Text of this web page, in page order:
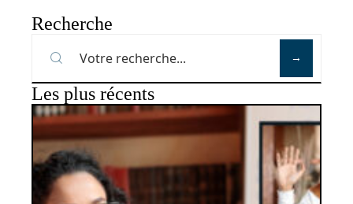
Recherche
Les plus récents